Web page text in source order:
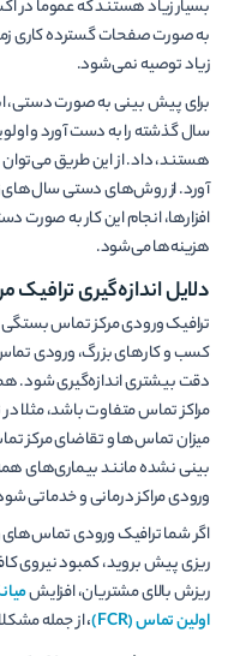
به صورت صفحات گسترده کاری
زیاد توصیه نمی‌شود.
سال گذشته را به دست آورد و
هستند، داد. از این طریق
آورد. از روش‌های دستی سال‌های
افزارها، انجام این کار به صورت
هزینه‌ها می‌شود.
دلایل اندازه‌گیری ترافیک
ترافیک ورودی مرکز تماس بستگی
کسب و کارهای بزرگ، ورودی
دقت بیشتری اندازه‌گیری شود.
مراکز تماس متفاوت باشد،
میزان تماس‌ها و تقاضای مرکز
بینی نشده مانند بیماری‌های
ورودی مراکز درمانی و خدماتی
اگر شما ترافیک ورودی تماس‌های
ریزی پیش بروید، کمبود نیروی
ریزش بالای مشتریان، افزایش
اولین تماس (FCR)
،از جمله